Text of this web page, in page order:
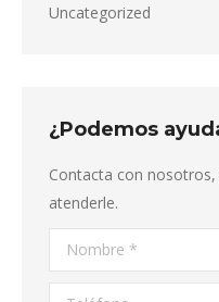
Uncategorized
¿Podemos
Contacta con
atenderle.
Nombre *
Teléfono